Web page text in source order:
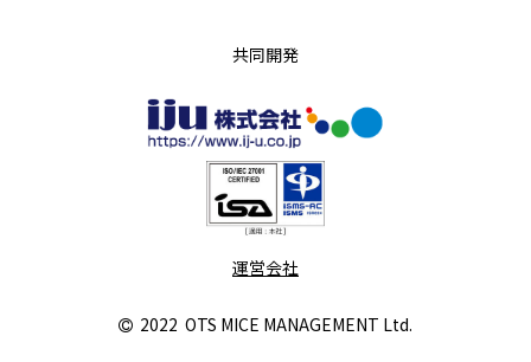
共同開発
運営会社
2022 OTS MICE MANAGEMENT Ltd.